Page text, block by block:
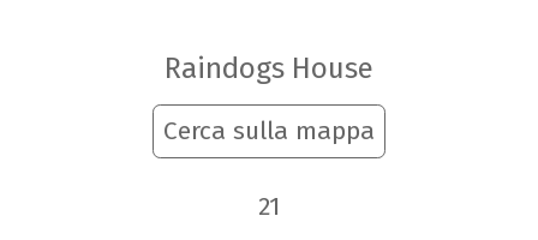
Raindogs House
Cerca sulla mappa
21